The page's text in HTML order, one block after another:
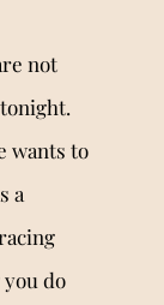
not
wants to
a
do